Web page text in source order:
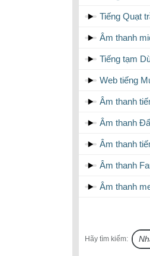
Tiếng Quạt
Âm thanh
Tiếng tạm
Web tiếng
Âm thanh
Âm thanh
Âm thanh
Âm thanh
Âm thanh
Hãy tìm kiếm: